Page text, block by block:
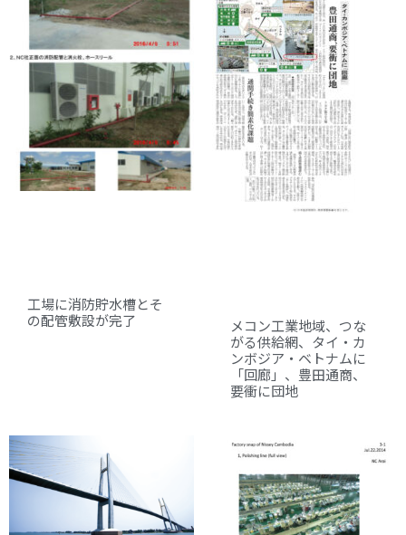
工場に消防貯水槽とそ
の配管敷設が完了
メコン工業地域、つな
がる供給網、タイ・カ
ンボジア・ベトナムに
「回廊」、豊田通商、
要衝に団地